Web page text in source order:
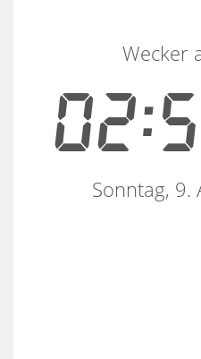
Wecker
Sonntag, 9.